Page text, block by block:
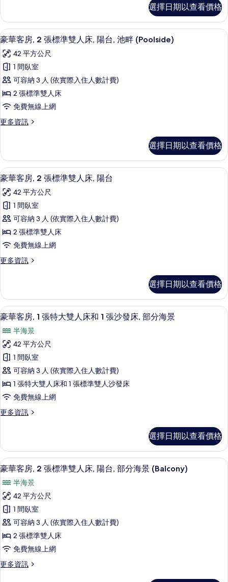
大
雙
人
床
和
1
張
沙
發
台
的
所
有
相
片
客
房,
1
特
大
人
床
和
張
陽
台
的
詳
情
選擇日期以查看價格
顯
示
豪
華
客
房,
張
準
雙
人
床,
陽
台,
池
畔
(Poolside)
有
相
片
豪華客房, 2 張標準雙人床, 陽台, 池畔
6
豪華客房, 2 張標準雙人床, 陽台, 池畔 (Poolside)
42 平方公尺
1 間臥室
可容納 3 人 (依實際入住人數計費)
2 張標準雙人床
免費無線上網
更多資訊
更
客
房,
2
標
準
人
床,
陽
台,
池
詳
情
選擇日期以查看價格
顯
示
豪
華
客
房,
張
準
雙
人
床,
陽
台
的
所
有
相
羽絨被、迷你吧、客房內保險箱、書桌
5
豪華客房, 2 張標準雙人床, 陽台
42 平方公尺
1 間臥室
可容納 3 人 (依實際入住人數計費)
2 張標準雙人床
免費無線上網
更多資訊
更
客
房,
2
標
準
雙
人
床,
陽
台
的
情
選擇日期以查看價格
顯
示
豪
華
客
房,
1
張
特
雙
人
床
和
1
張
沙
發
床,
部
羽絨被、迷你吧、客房內保險箱、書桌
6
豪華客房, 1 張特大雙人床和 1 張沙發床, 部分海景
半海景
42 平方公尺
1 間臥室
可容納 3 人 (依實際入住人數計費)
1 張特大雙人床和 1 張標準雙人沙發床
免費無線上網
更多資訊
更
客
房,
1
特
大
雙
人
床
和
張
發
選擇日期以查看價格
顯
示
豪
華
客
房,
2
張
標
羽絨被、迷你吧、客房內保險箱、書桌
6
豪華客房, 2 張標準雙人床, 陽台, 部分海景 (Balcony)
半海景
42 平方公尺
1 間臥室
可容納 3 人 (依實際入住人數計費)
2 張標準雙人床
免費無線上網
更多資訊
更